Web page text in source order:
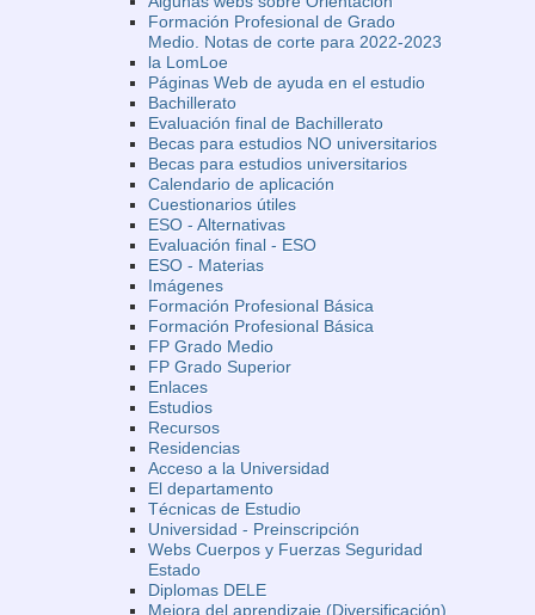
Formación Profesional de Grado
Medio. Notas de corte para 2022-2023
la LomLoe
Páginas Web de ayuda en el estudio
Bachillerato
Evaluación final de Bachillerato
Becas para estudios NO universitarios
Becas para estudios universitarios
Calendario de aplicación
Cuestionarios útiles
ESO - Alternativas
Evaluación final - ESO
ESO - Materias
Imágenes
Formación Profesional Básica
Formación Profesional Básica
FP Grado Medio
FP Grado Superior
Enlaces
Estudios
Recursos
Residencias
Acceso a la Universidad
El departamento
Técnicas de Estudio
Universidad - Preinscripción
Webs Cuerpos y Fuerzas Seguridad
Estado
Diplomas DELE
Mejora del aprendizaje (Diversificación)